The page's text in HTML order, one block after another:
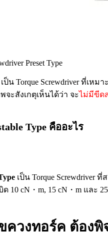
Preset Type
เป็น Torque Screwdriver ที่เ
ะสังเกตุเห็นได้ว่า จะไม่มีขีด
Type คืออะไร
เป็น Torque
cN・m, 15 cN・m และ
ควงทอร์ค ต้อง